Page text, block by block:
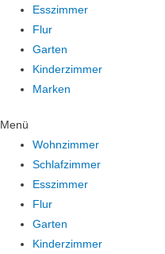
Esszimmer
Flur
Garten
Kinderzimmer
Marken
Menü
Wohnzimmer
Schlafzimmer
Esszimmer
Flur
Garten
Kinderzimmer